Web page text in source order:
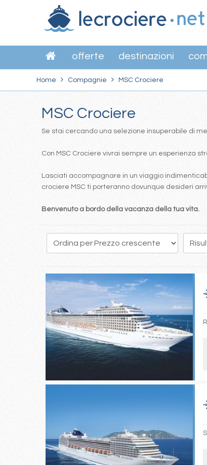
offerte destinazioni
Home Compagnie MSC Crociere
MSC Crociere
Se stai cercando una selezione insuperabile di
Con MSC Crociere vivrai sempre un esperienza
Lasciati accompagnare in un viaggio
crociere MSC ti porteranno dovunque desideri
Benvenuto a bordo della vacanza della tua vita.
119 120 121 122 123 124